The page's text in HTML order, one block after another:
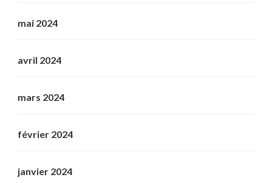
mai 2024
avril 2024
mars 2024
février 2024
janvier 2024